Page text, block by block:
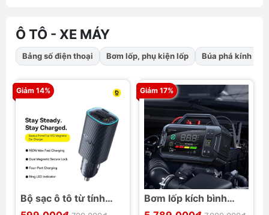
Ô TÔ - XE MÁY
Bảng số điện thoại Bơm lốp, phụ kiện lốp Búa phá kính
Giảm 14%
Bộ sạc ô tô từ tính
Baseus PrimeTrip VP2
Giảm 17%
Bơm lốp kích bình
Baseus PrimeTrip VJ1